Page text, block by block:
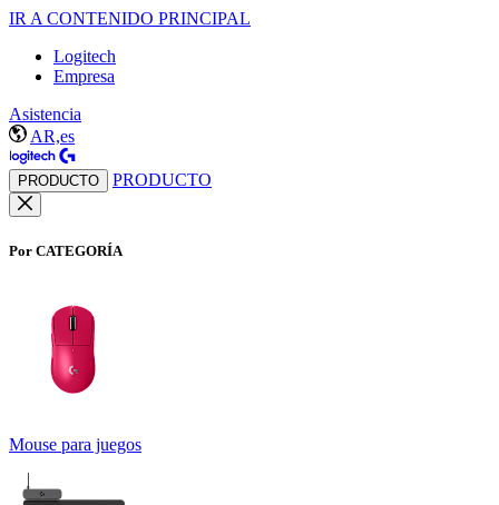
IR A CONTENIDO PRINCIPAL
Logitech
Empresa
Asistencia
AR,es
PRODUCTO PRODUCTO
Por CATEGORÍA
Mouse para juegos